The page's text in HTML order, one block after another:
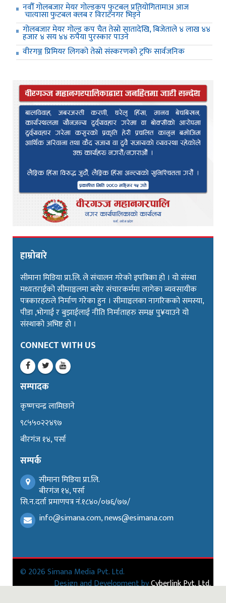
नवौँ गोलबजार मेयर गोल्डकप फुटबल प्रतियोगितामाअ आज
चात्यासा फुटबल क्लब र विराटनगर भिड्ने
गोलबजार मेयर गोल्ड कप चैत तेस्रो सातादेखि, बिजेताले ४ लाख ४४
हजार ४ सय ४४ रुपैया पुरस्कार पाउने
वीरगञ्ज प्रिमियर लिगको तेस्रो संस्करणको ट्रफि सार्वजनिक
हाम्रोबारे
सीमाना मिडिया प्रा.लि. ले संचालन गरेको इपत्रिका हो । यो संस्था
मध्यतराईको सीमाञ्चलमा बसेर संचारकर्ममा लागेका ब्यवसायीक
पत्रकारहरुले निर्माण गरेका हुन । सीमाञ्चलका नागरिकको समस्या,
पीडा ,भोगाई र बुझाईलाई नीति निर्माताहरु समक्ष पु¥याउने यो
संस्थाको अभिष्ट हो ।
CONNECT WITH US
सम्पादक
कृष्णचन्द्र लामिछाने
९८५५०२२४९७
बीरगंज १४, पर्सा
सम्पर्क
सीमाना मिडिया प्रा.लि.
बीरगंज १४, पर्सा
सि.न.दर्ता प्रमाणपत्र नं.१८४०/०७६/७७/
info@simana.com, news@esimana.com
© 2026 Simana Media Pvt. Ltd.
Design and Development byCyberlink Pvt. Ltd.